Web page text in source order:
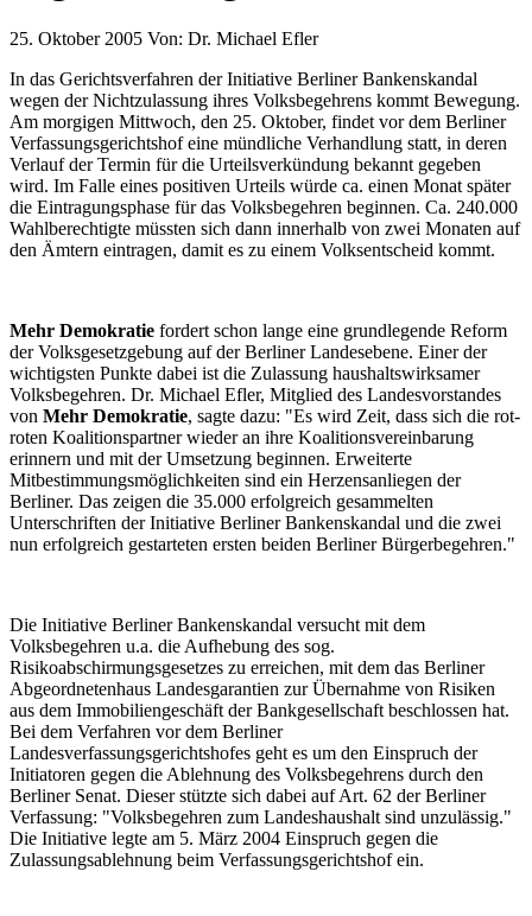
25. Oktober 2005 Von: Dr. Michael Efler
In das Gerichtsverfahren der Initiative Berliner Bankenskandal
wegen der Nichtzulassung ihres Volksbegehrens kommt Bewegung.
Am morgigen Mittwoch, den 25. Oktober, findet vor dem Berliner
Verfassungsgerichtshof eine mündliche Verhandlung statt, in deren
Verlauf der Termin für die Urteilsverkündung bekannt gegeben
wird. Im Falle eines positiven Urteils würde ca. einen Monat später
die Eintragungsphase für das Volksbegehren beginnen. Ca. 240.000
Wahlberechtigte müssten sich dann innerhalb von zwei Monaten auf
den Ämtern eintragen, damit es zu einem Volksentscheid kommt.
Mehr Demokratie fordert schon lange eine grundlegende Reform
der Volksgesetzgebung auf der Berliner Landesebene. Einer der
wichtigsten Punkte dabei ist die Zulassung haushaltswirksamer
Volksbegehren. Dr. Michael Efler, Mitglied des Landesvorstandes
von Mehr Demokratie, sagte dazu: "Es wird Zeit, dass sich die rot-
roten Koalitionspartner wieder an ihre Koalitionsvereinbarung
erinnern und mit der Umsetzung beginnen. Erweiterte
Mitbestimmungsmöglichkeiten sind ein Herzensanliegen der
Berliner. Das zeigen die 35.000 erfolgreich gesammelten
Unterschriften der Initiative Berliner Bankenskandal und die zwei
nun erfolgreich gestarteten ersten beiden Berliner Bürgerbegehren."
Die Initiative Berliner Bankenskandal versucht mit dem
Volksbegehren u.a. die Aufhebung des sog.
Risikoabschirmungsgesetzes zu erreichen, mit dem das Berliner
Abgeordnetenhaus Landesgarantien zur Übernahme von Risiken
aus dem Immobiliengeschäft der Bankgesellschaft beschlossen hat.
Bei dem Verfahren vor dem Berliner
Landesverfassungsgerichtshofes geht es um den Einspruch der
Initiatoren gegen die Ablehnung des Volksbegehrens durch den
Berliner Senat. Dieser stützte sich dabei auf Art. 62 der Berliner
Verfassung: "Volksbegehren zum Landeshaushalt sind unzulässig."
Die Initiative legte am 5. März 2004 Einspruch gegen die
Zulassungsablehnung beim Verfassungsgerichtshof ein.